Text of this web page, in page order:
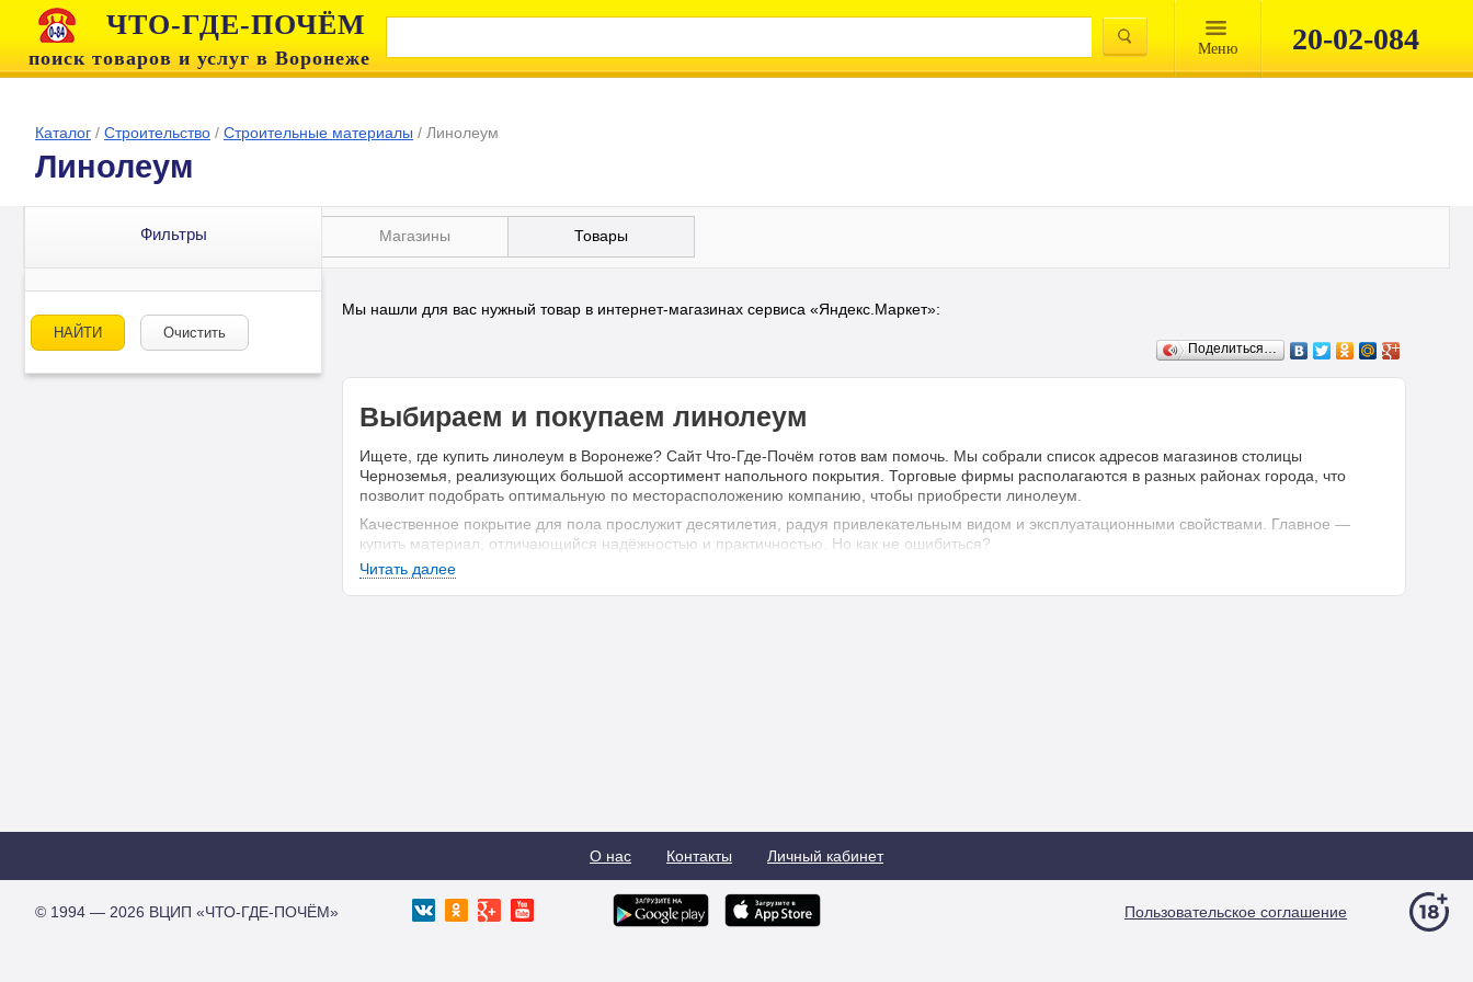
ЧТО-ГДЕ-ПОЧЁМ
поиск товаров и услуг в Воронеже Mеню 20-02-084
Каталог / Строительство / Строительные материалы / Линолеум
Линолеум
Фильтры Магазины Товары
НАЙТИ Очистить
Мы нашли для вас нужный товар в интернет-магазинах сервиса «Яндекс.Маркет»:
Поделиться…
Выбираем и покупаем линолеум
Ищете, где купить линолеум в Воронеже? Сайт Что-Где-Почём готов вам помочь. Мы собрали список адресов магазинов столицы
Черноземья, реализующих большой ассортимент напольного покрытия. Торговые фирмы располагаются в разных районах города, что
позволит подобрать оптимальную по месторасположению компанию, чтобы приобрести линолеум.
Качественное покрытие для пола прослужит десятилетия, радуя привлекательным видом и эксплуатационными свойствами. Главное —
купить материал, отличающийся надёжностью и практичностью. Но как не ошибиться?
На что обращать внимание при поиске линолеума?
Перечислим ряд критериев, способных помочь распознать качественное покрытие.
Запах. Придя в магазин и прохаживаясь между рулонами, понюхайте их. Обнаружили резкий неприятный запах — перед вами товар,
Читать далее
О нас Контакты Личный кабинет
© 1994 — 2026 ВЦИП «ЧТО-ГДЕ-ПОЧЁМ» Пользовательское соглашение